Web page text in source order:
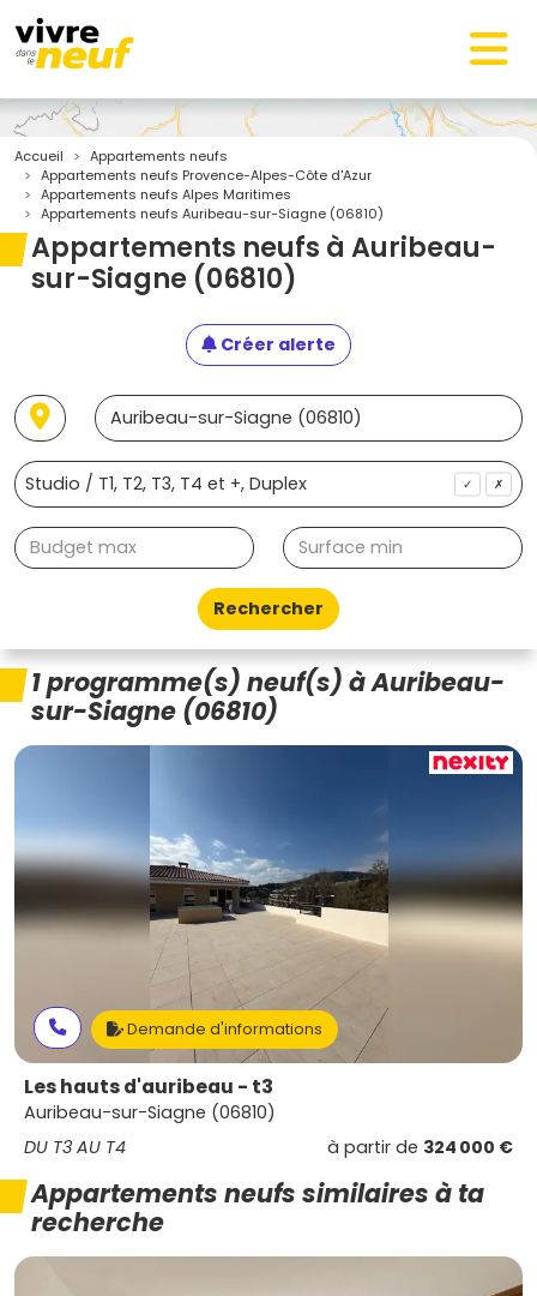
Accueil
Appartements neufs
Appartements neufs Provence-Alpes-Côte d'Azur
Appartements neufs Alpes Maritimes
Appartements neufs Auribeau-sur-Siagne (06810)
Appartements neufs à Auribeau-
sur-Siagne (06810)
Créer alerte
✓ ✗
Rechercher
1 programme(s) neuf(s) à Auribeau-
sur-Siagne (06810)
Demande d'informations
Les hauts d'auribeau - t3
Auribeau-sur-Siagne (06810)
DU T3 AU T4
à partir de 324 000 €
Appartements neufs similaires à ta
recherche